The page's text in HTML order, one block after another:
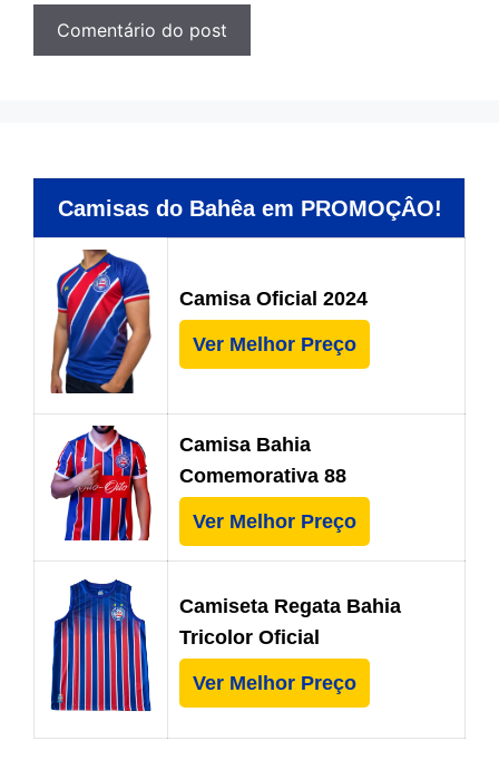
Camisas do Bahêa em PROMOÇÂO!
Camisa Oficial 2024
Ver Melhor Preço
Camisa Bahia
Comemorativa 88
Ver Melhor Preço
Camiseta Regata Bahia
Tricolor Oficial
Ver Melhor Preço